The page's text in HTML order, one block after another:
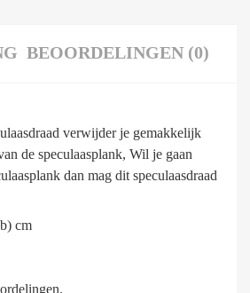
BEOORDELINGEN (0)
verwijder je gemakkelijk
de speculaasplank, Wil je gaan
dan mag dit speculaasdraad
cm